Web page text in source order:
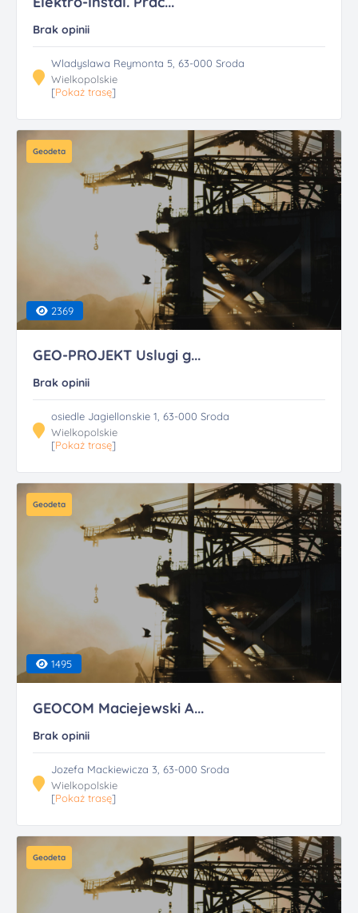
Brak opinii
Wladyslawa Reymonta 5, 63-000 Sroda
Wielkopolskie
[Pokaż trasę]
Geodeta
2369
GEO-PROJEKT Uslugi g...
Brak opinii
osiedle Jagiellonskie 1, 63-000 Sroda
Wielkopolskie
[Pokaż trasę]
Geodeta
1495
GEOCOM Maciejewski A...
Brak opinii
Jozefa Mackiewicza 3, 63-000 Sroda
Wielkopolskie
[Pokaż trasę]
Geodeta